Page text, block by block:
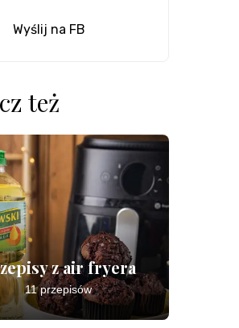
Wyślij na FB
też
z air fryera
11 przepisów